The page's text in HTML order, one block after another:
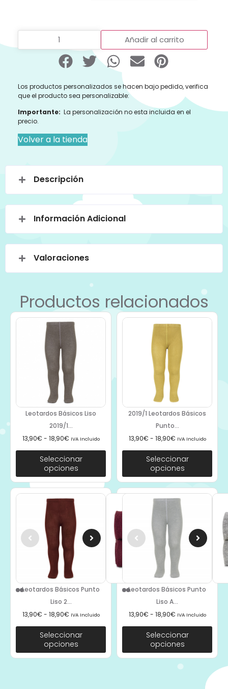
Añadir al carrito
Los productos personalizados se hacen bajo pedido, verifica
que el producto sea personalizable:
Importante: La personalización no esta incluida en el
precio.
Volver a la tienda
Descripción
Información Adicional
Valoraciones
Productos relacionados
Leotardos Básicos Liso
2019/1...
13,90€ - 18,90€ IVA Incluido
Seleccionar
opciones
2019/1 Leotardos Básicos
Punto...
13,90€ - 18,90€ IVA Incluido
Seleccionar
opciones
Leotardos Básicos Punto
Liso 2...
13,90€ - 18,90€ IVA Incluido
Seleccionar
opciones
Leotardos Básicos Punto
Liso A...
13,90€ - 18,90€ IVA Incluido
Seleccionar
opciones